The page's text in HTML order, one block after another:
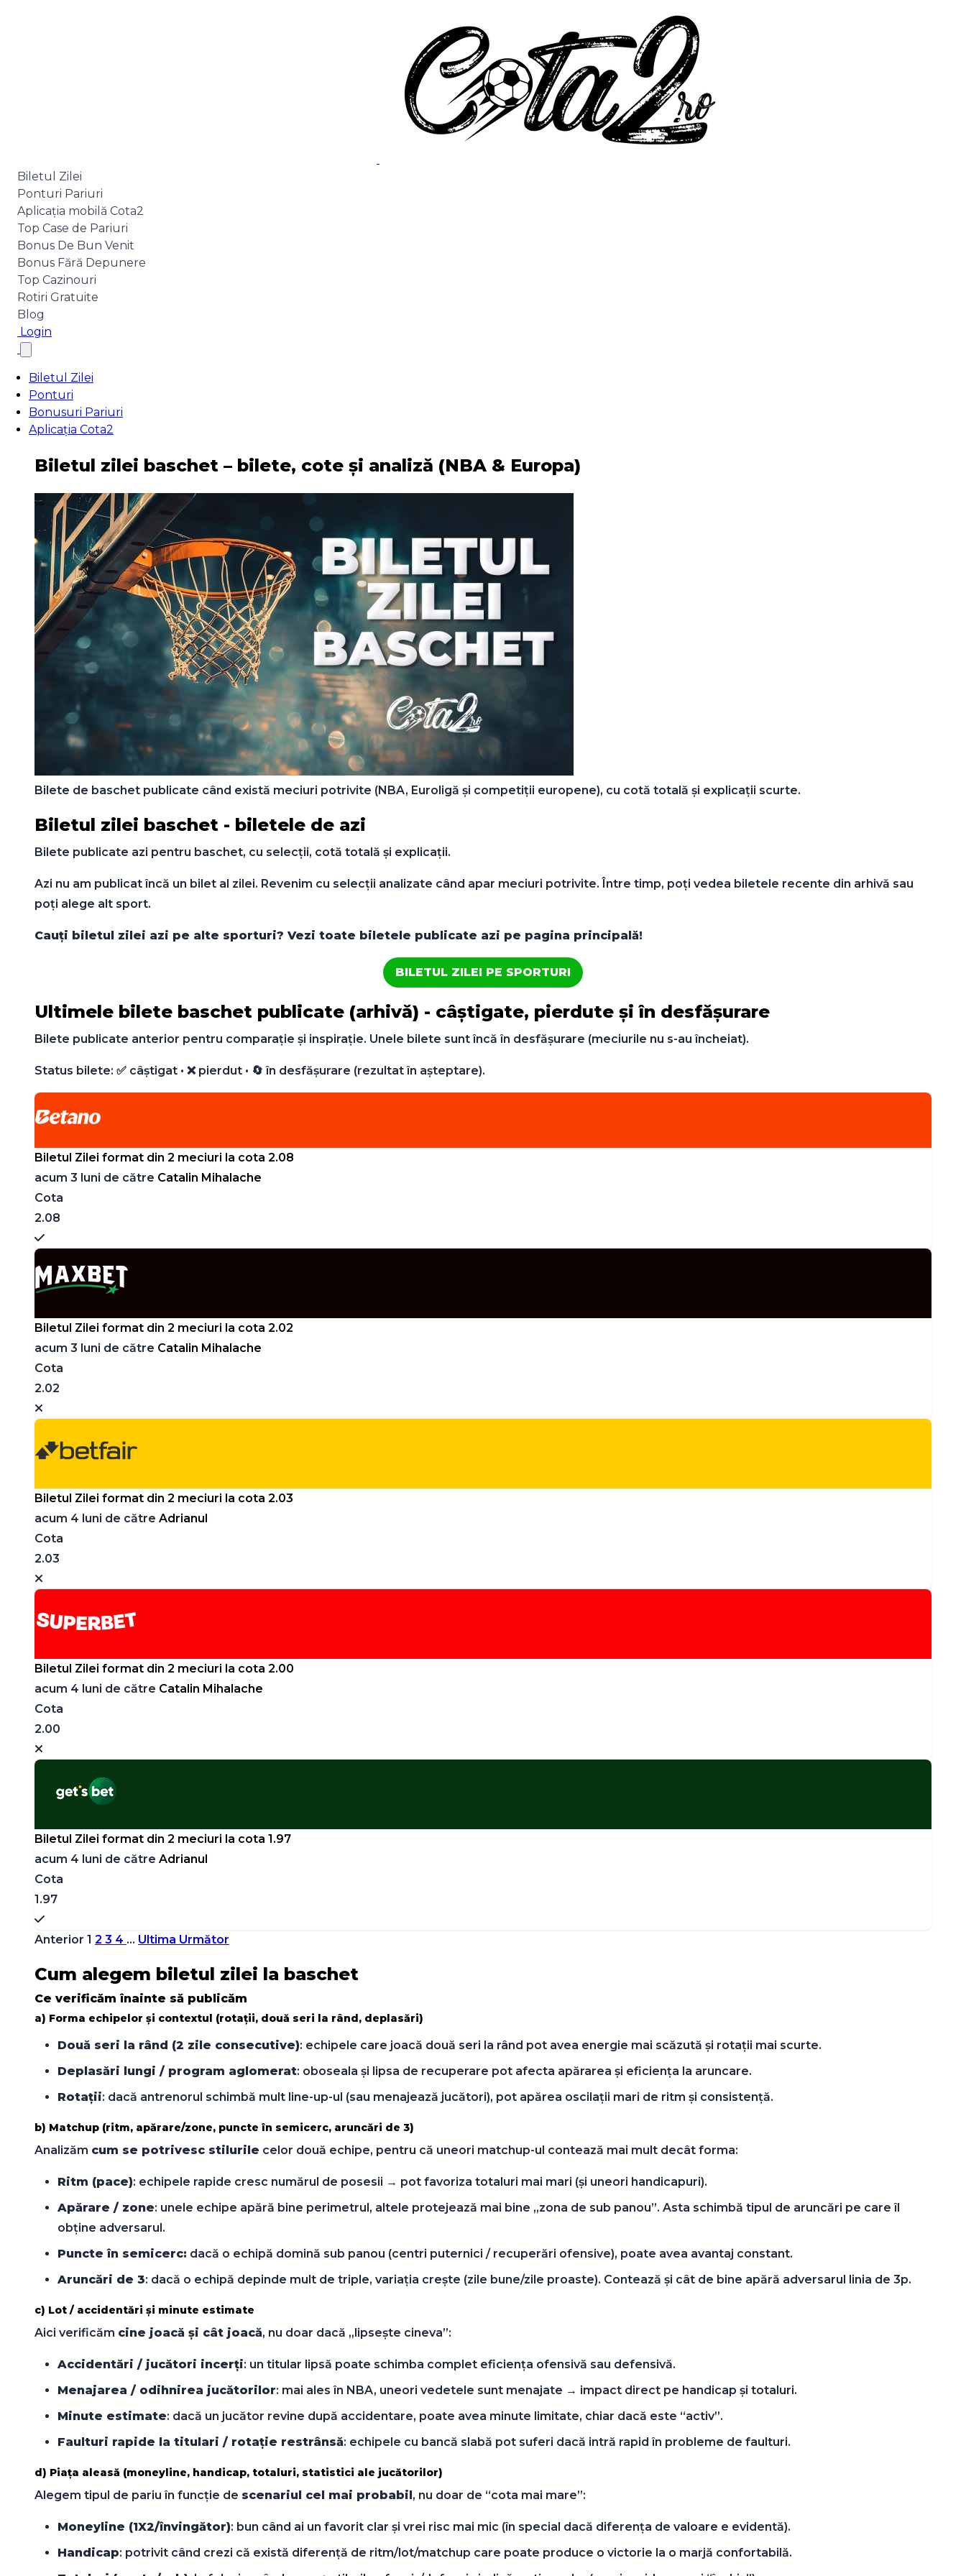
Biletul Zilei
Ponturi Pariuri
Aplicația mobilă Cota2
Top Case de Pariuri
Bonus De Bun Venit
Bonus Fără Depunere
Top Cazinouri
Rotiri Gratuite
Blog
Login
Biletul Zilei
Ponturi
Bonusuri Pariuri
Aplicația Cota2
Biletul zilei baschet – bilete, cote și analiză (NBA & Europa)
Bilete de baschet publicate când există meciuri potrivite (NBA, Euroligă și competiții europene), cu cotă totală și explicații scurte.
Biletul zilei baschet - biletele de azi
Bilete publicate azi pentru baschet, cu selecții, cotă totală și explicații.
Azi nu am publicat încă un bilet al zilei. Revenim cu selecții analizate când apar meciuri potrivite. Între timp, poți vedea biletele recente din arhivă sau
poți alege alt sport.
Cauți biletul zilei azi pe alte sporturi? Vezi toate biletele publicate azi pe pagina principală!
BILETUL ZILEI PE SPORTURI
Ultimele bilete baschet publicate (arhivă) - câștigate, pierdute și în desfășurare
Bilete publicate anterior pentru comparație și inspirație. Unele bilete sunt încă în desfășurare (meciurile nu s-au încheiat).
Status bilete: ✅ câștigat • ❌ pierdut • 🔄 în desfășurare (rezultat în așteptare).
Biletul Zilei format din 2 meciuri la cota 2.08
acum 3 luni de către Catalin Mihalache
Cota
2.08
Biletul Zilei format din 2 meciuri la cota 2.02
acum 3 luni de către Catalin Mihalache
Cota
2.02
Biletul Zilei format din 2 meciuri la cota 2.03
acum 4 luni de către Adrianul
Cota
2.03
Biletul Zilei format din 2 meciuri la cota 2.00
acum 4 luni de către Catalin Mihalache
Cota
2.00
Biletul Zilei format din 2 meciuri la cota 1.97
acum 4 luni de către Adrianul
Cota
1.97
Anterior 1 2 3 4 … Ultima Următor
Cum alegem biletul zilei la baschet
Ce verificăm înainte să publicăm
a) Forma echipelor și contextul (rotații, două seri la rând, deplasări)
Două seri la rând (2 zile consecutive): echipele care joacă două seri la rând pot avea energie mai scăzută și rotații mai scurte.
Deplasări lungi / program aglomerat: oboseala și lipsa de recuperare pot afecta apărarea și eficiența la aruncare.
Rotații: dacă antrenorul schimbă mult line-up-ul (sau menajează jucători), pot apărea oscilații mari de ritm și consistență.
b) Matchup (ritm, apărare/zone, puncte în semicerc, aruncări de 3)
Analizăm cum se potrivesc stilurile celor două echipe, pentru că uneori matchup-ul contează mai mult decât forma:
Ritm (pace): echipele rapide cresc numărul de posesii → pot favoriza totaluri mai mari (și uneori handicapuri).
Apărare / zone: unele echipe apără bine perimetrul, altele protejează mai bine „zona de sub panou”. Asta schimbă tipul de aruncări pe care îl
obține adversarul.
Puncte în semicerc: dacă o echipă domină sub panou (centri puternici / recuperări ofensive), poate avea avantaj constant.
Aruncări de 3: dacă o echipă depinde mult de triple, variația crește (zile bune/zile proaste). Contează și cât de bine apără adversarul linia de 3p.
c) Lot / accidentări și minute estimate
Aici verificăm cine joacă și cât joacă, nu doar dacă „lipsește cineva”:
Accidentări / jucători incerți: un titular lipsă poate schimba complet eficiența ofensivă sau defensivă.
Menajarea / odihnirea jucătorilor: mai ales în NBA, uneori vedetele sunt menajate → impact direct pe handicap și totaluri.
Minute estimate: dacă un jucător revine după accidentare, poate avea minute limitate, chiar dacă este “activ”.
Faulturi rapide la titulari / rotație restrânsă: echipele cu bancă slabă pot suferi dacă intră rapid în probleme de faulturi.
d) Piața aleasă (moneyline, handicap, totaluri, statistici ale jucătorilor)
Alegem tipul de pariu în funcție de scenariul cel mai probabil, nu doar de “cota mai mare”:
Moneyline (1X2/învingător): bun când ai un favorit clar și vrei risc mai mic (în special dacă diferența de valoare e evidentă).
Handicap: potrivit când crezi că există diferență de ritm/lot/matchup care poate produce o victorie la o marjă confortabilă.